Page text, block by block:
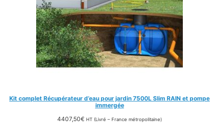
Kit complet Récupérateur d’eau pour jardin 7500L Slim RAIN et pompe
immergée
4407,50€ HT (Livré – France métropolitaine)